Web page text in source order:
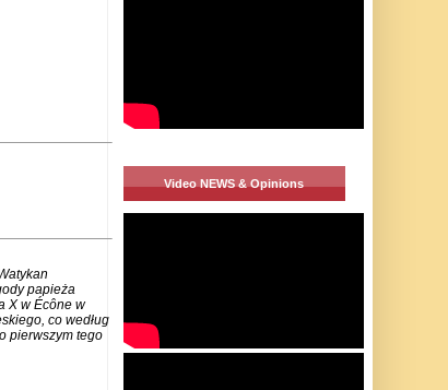
papieża
X w Écône w
co według
pierwszym tego
Video NEWS & Opinions